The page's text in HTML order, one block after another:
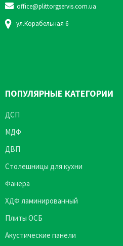
office@plittorgservis.com.ua
ул.Корабельная 6
ПОПУЛЯРНЫЕ КАТЕГОРИИ
ДСП
МДФ
ДВП
Столешницы для кухни
Фанера
ХДФ ламинированный
Плиты ОСБ
Акустические панели